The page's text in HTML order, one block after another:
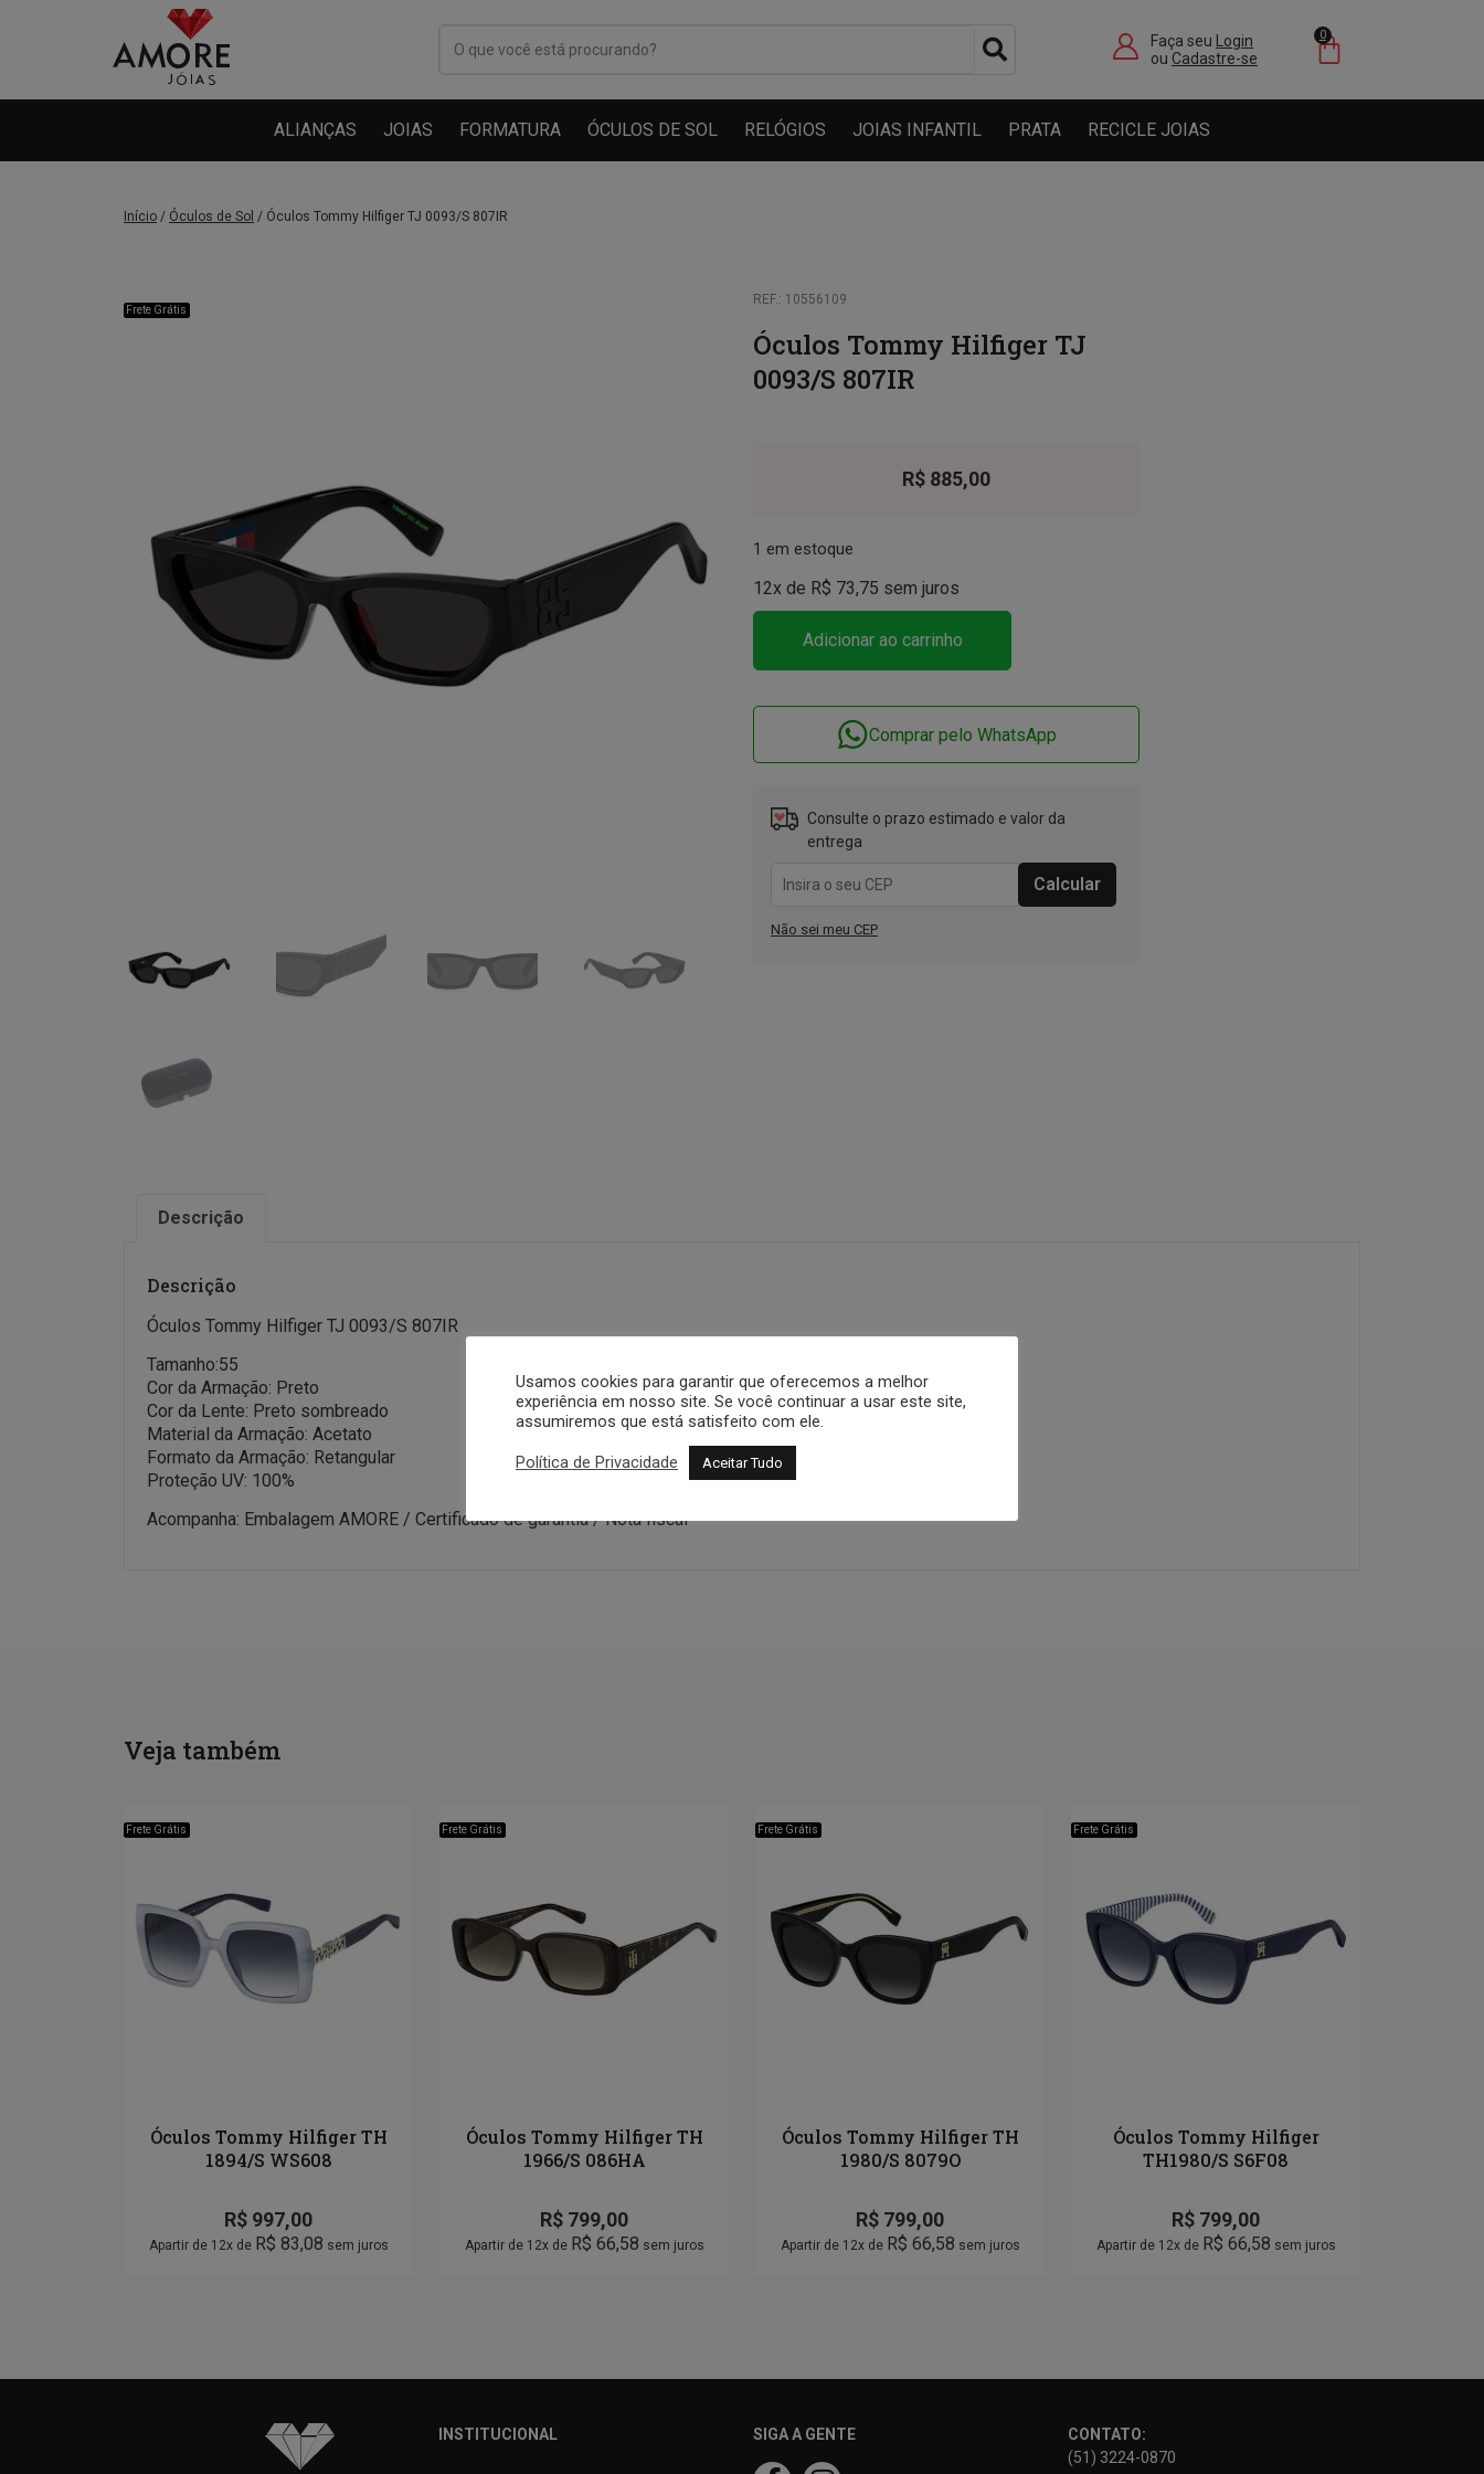
Faça seu Login
ou Cadastre-se
0
ALIANÇAS JOIAS FORMATURA ÓCULOS DE SOL RELÓGIOS JOIAS INFANTIL PRATA RECICLE JOIAS
Início / Óculos de Sol / Óculos Tommy Hilfiger TJ 0093/S 807IR
Frete Grátis
REF.: 10556109
Óculos Tommy Hilfiger TJ
0093/S 807IR
R$ 885,00
1 em estoque
12x de R$ 73,75 sem juros
Adicionar ao carrinho
Comprar pelo WhatsApp
Consulte o prazo estimado e valor da
entrega
Não sei meu CEP
Descrição
Descrição
Óculos Tommy Hilfiger TJ 0093/S 807IR
Tamanho:55
Cor da Armação: Preto
Cor da Lente: Preto sombreado
Material da Armação: Acetato
Formato da Armação: Retangular
Proteção UV: 100%
Acompanha: Embalagem AMORE / Certificado de garantia / Nota fiscal
Veja também
Frete Grátis
Óculos Tommy Hilfiger TH
1894/S WS608
R$ 997,00
Apartir de 12x de R$ 83,08 sem juros
Frete Grátis
Óculos Tommy Hilfiger TH
1966/S 086HA
R$ 799,00
Apartir de 12x de R$ 66,58 sem juros
Frete Grátis
Óculos Tommy Hilfiger TH
1980/S 8079O
R$ 799,00
Apartir de 12x de R$ 66,58 sem juros
Frete Grátis
Óculos Tommy Hilfiger
TH1980/S S6F08
R$ 799,00
Apartir de 12x de R$ 66,58 sem juros
INSTITUCIONAL SIGA A GENTE
CONTATO:
(51) 3224-0870
Usamos cookies para garantir que oferecemos a melhor
experiência em nosso site. Se você continuar a usar este site,
assumiremos que está satisfeito com ele.
Política de Privacidade Aceitar Tudo